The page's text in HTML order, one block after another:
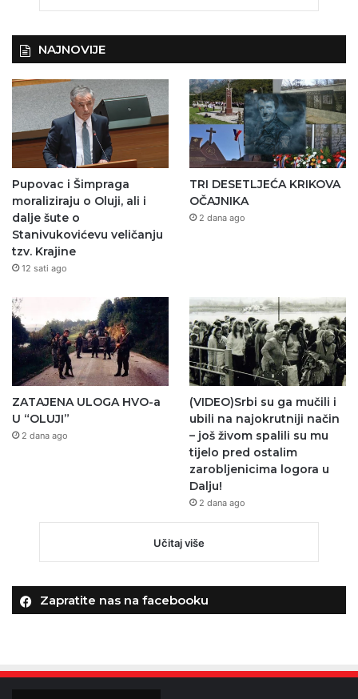
NAJNOVIJE
Pupovac i Šimpraga
moraliziraju o Oluji, ali i
dalje šute o
Stanivukovićevu veličanju
tzv. Krajine
12 sati ago
TRI DESETLJEĆA KRIKOVA
OČAJNIKA
2 dana ago
ZATAJENA ULOGA HVO-a
U “OLUJI”
2 dana ago
(VIDEO)Srbi su ga mučili i
ubili na najokrutniji način
– još živom spalili su mu
tijelo pred ostalim
zarobljenicima logora u
Dalju!
2 dana ago
Učitaj više
Zapratite nas na facebooku